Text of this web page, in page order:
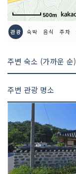
500m
관광 숙박 음식 주차
주변 숙소 (가까운 순)
주변 관광 명소